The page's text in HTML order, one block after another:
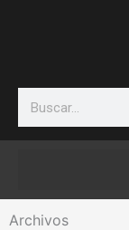
Search
Archivos
Archivos